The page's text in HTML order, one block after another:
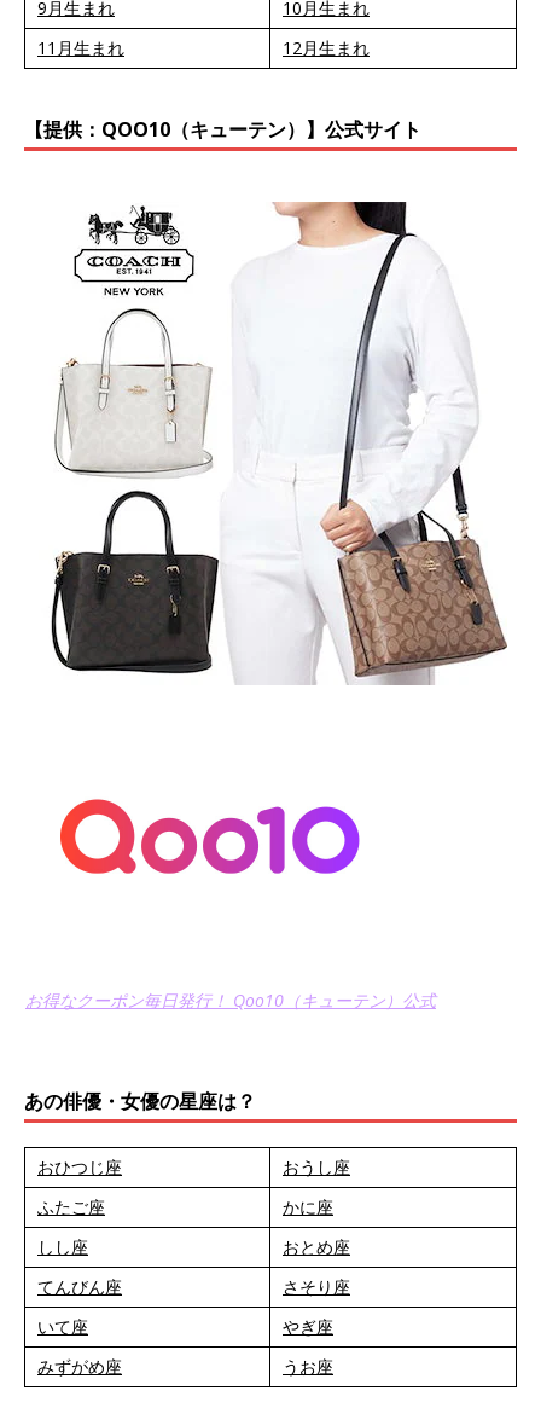
9月生まれ
10月生まれ
11月生まれ
12月生まれ
【提供：QOO10（キューテン）】公式サイト
お得なクーポン毎日発行！ Qoo10（キューテン）公式
あの俳優・女優の星座は？
おひつじ座
おうし座
ふたご座
かに座
しし座
おとめ座
てんびん座
さそり座
いて座
やぎ座
みずがめ座
うお座